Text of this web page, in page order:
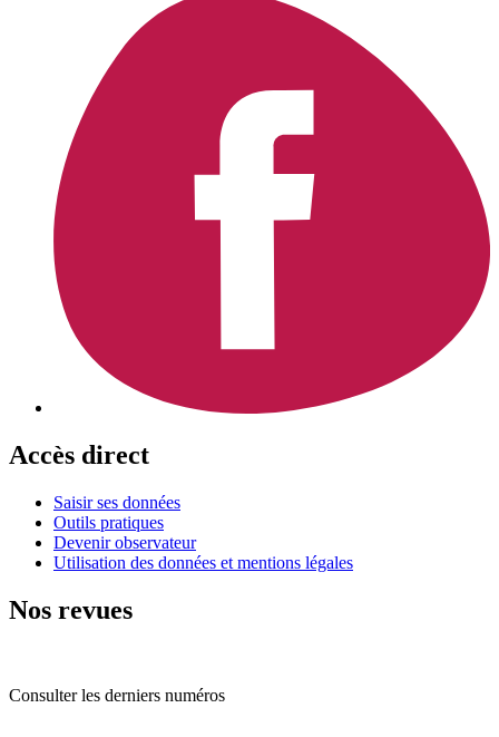
Accès direct
Saisir ses données
Outils pratiques
Devenir observateur
Utilisation des données et mentions légales
Nos revues
Consulter les derniers numéros